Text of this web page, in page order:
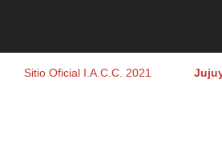
Sitio Oficial I.A.C.C. 2021